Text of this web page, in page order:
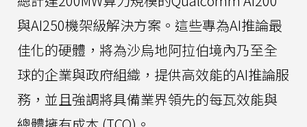
與AI250機架級解決方案。這些專為AI推論最
佳化的硬體，將為沙烏地阿拉伯境內乃至全
球的企業與政府組織，提供高效能的AI推論服
務，並且強調將具備業界領先的每瓦效能與